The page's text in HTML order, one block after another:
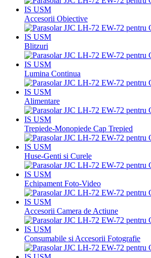
Accesorii Obiective
Blitzuri
Lumina Continua
Alimentare
Trepiede-Monopiede Cap Trepied
Huse-Genti si Curele
Echipament Foto-Video
Accesorii Camera de Actiune
Consumabile si Accesorii Fotografie